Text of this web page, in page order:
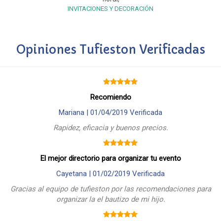
INVITACIONES Y DECORACIÓN
Opiniones Tufieston Verificadas
Recomiendo
Mariana | 01/04/2019 Verificada
Rapidez, eficacia y buenos precios.
El mejor directorio para organizar tu evento
Cayetana | 01/02/2019 Verificada
Gracias al equipo de tufieston por las recomendaciones para
organizar la el bautizo de mi hijo.